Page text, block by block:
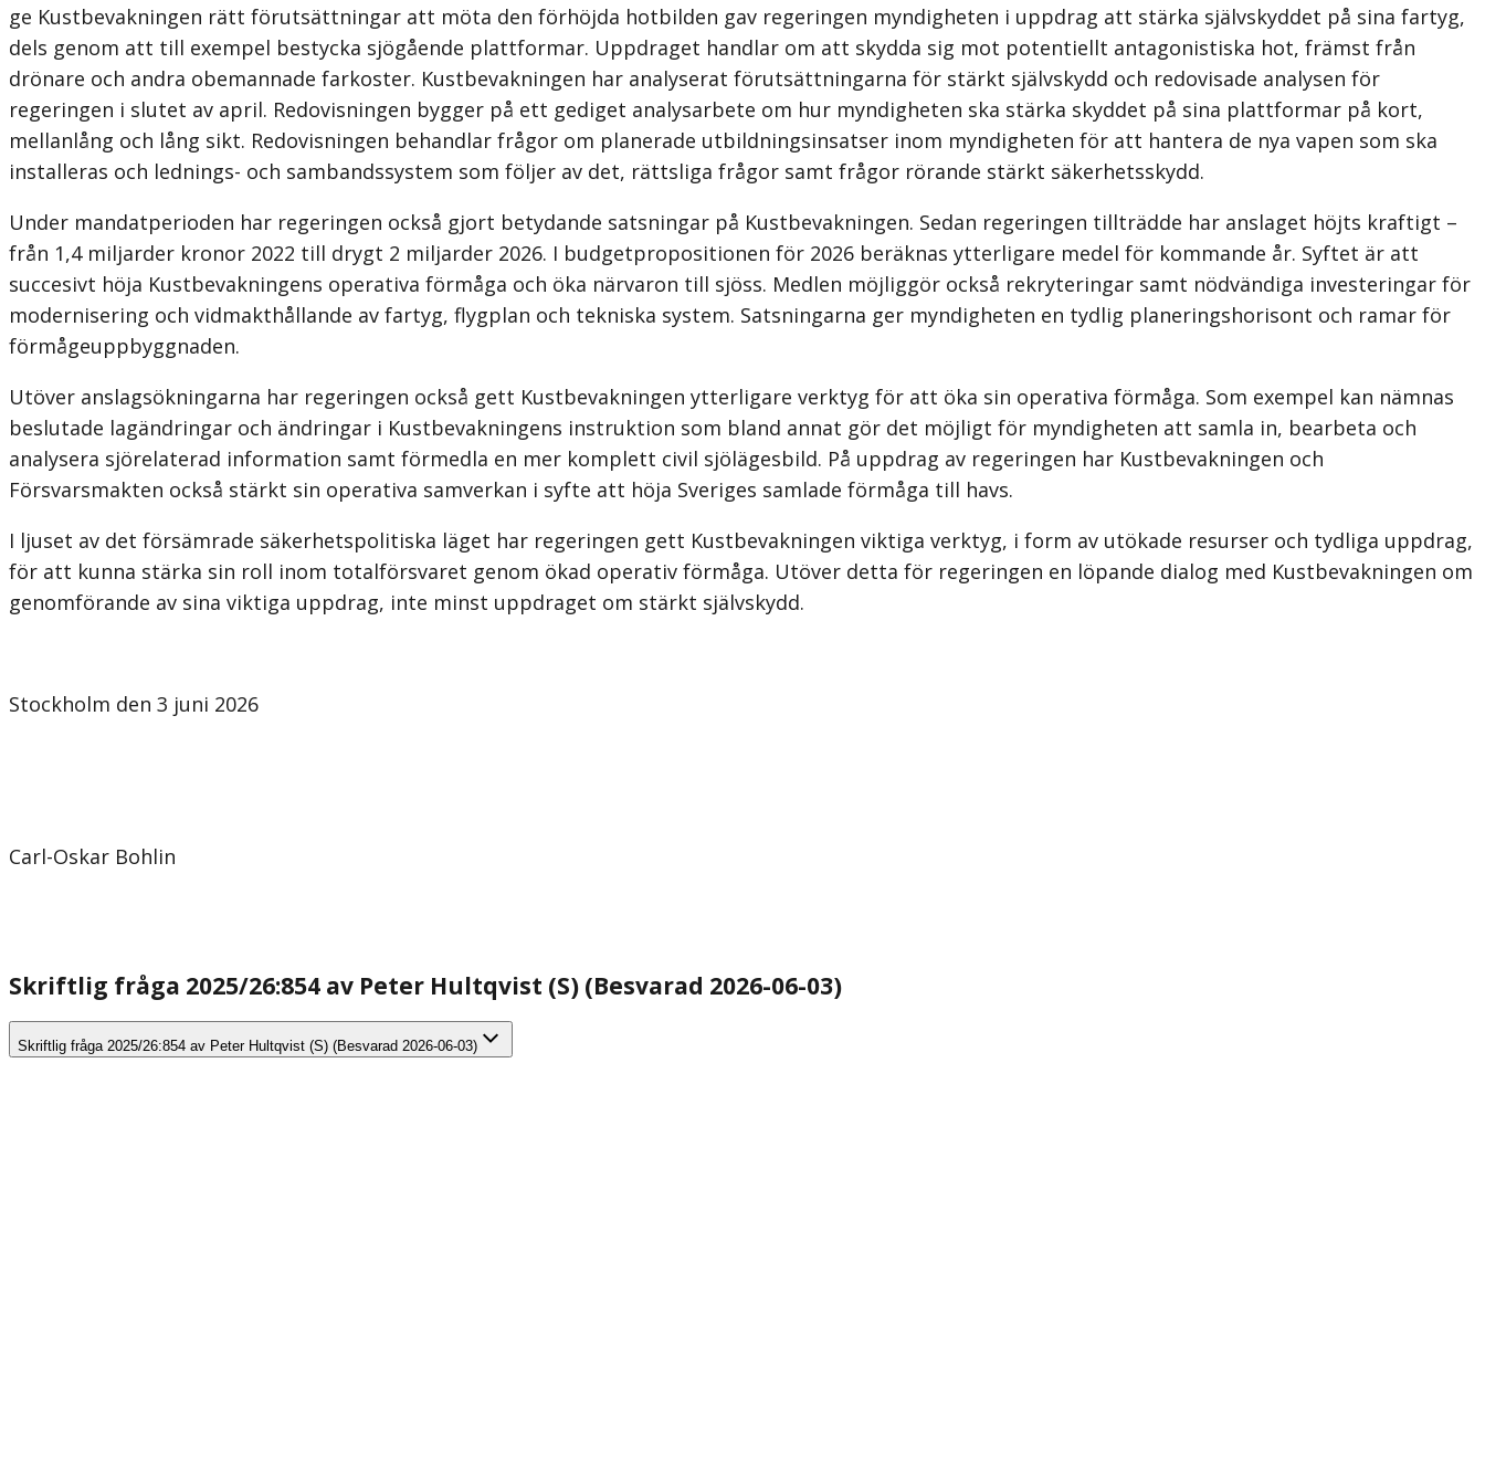
ge Kustbevakningen rätt förutsättningar att möta den förhöjda hotbilden gav regeringen myndigheten i uppdrag att stärka självskyddet på sina fartyg,
dels genom att till exempel bestycka sjögående plattformar. Uppdraget handlar om att skydda sig mot potentiellt antagonistiska hot, främst från
drönare och andra obemannade farkoster. Kustbevakningen har analyserat förutsättningarna för stärkt självskydd och redovisade analysen för
regeringen i slutet av april. Redovisningen bygger på ett gediget analysarbete om hur myndigheten ska stärka skyddet på sina plattformar på kort,
mellanlång och lång sikt. Redovisningen behandlar frågor om planerade utbildningsinsatser inom myndigheten för att hantera de nya vapen som ska
installeras och lednings- och sambandssystem som följer av det, rättsliga frågor samt frågor rörande stärkt säkerhetsskydd.
Under mandatperioden har regeringen också gjort betydande satsningar på Kustbevakningen. Sedan regeringen tillträdde har anslaget höjts kraftigt –
från 1,4 miljarder kronor 2022 till drygt 2 miljarder 2026. I budgetpropositionen för 2026 beräknas ytterligare medel för kommande år. Syftet är att
succesivt höja Kustbevakningens operativa förmåga och öka närvaron till sjöss. Medlen möjliggör också rekryteringar samt nödvändiga investeringar för
modernisering och vidmakthållande av fartyg, flygplan och tekniska system. Satsningarna ger myndigheten en tydlig planeringshorisont och ramar för
förmågeuppbyggnaden.
Utöver anslagsökningarna har regeringen också gett Kustbevakningen ytterligare verktyg för att öka sin operativa förmåga. Som exempel kan nämnas
beslutade lagändringar och ändringar i Kustbevakningens instruktion som bland annat gör det möjligt för myndigheten att samla in, bearbeta och
analysera sjörelaterad information samt förmedla en mer komplett civil sjölägesbild. På uppdrag av regeringen har Kustbevakningen och
Försvarsmakten också stärkt sin operativa samverkan i syfte att höja Sveriges samlade förmåga till havs.
I ljuset av det försämrade säkerhetspolitiska läget har regeringen gett Kustbevakningen viktiga verktyg, i form av utökade resurser och tydliga uppdrag,
för att kunna stärka sin roll inom totalförsvaret genom ökad operativ förmåga. Utöver detta för regeringen en löpande dialog med Kustbevakningen om
genomförande av sina viktiga uppdrag, inte minst uppdraget om stärkt självskydd.
Stockholm den 3 juni 2026
Carl-Oskar Bohlin
Skriftlig fråga 2025/26:854 av Peter Hultqvist (S) (Besvarad 2026-06-03)
Skriftlig fråga 2025/26:854 av Peter Hultqvist (S) (Besvarad 2026-06-03)